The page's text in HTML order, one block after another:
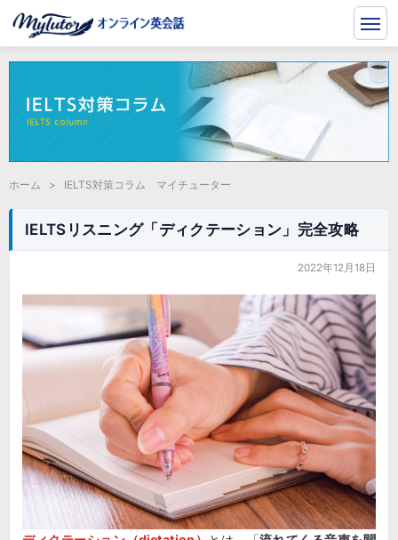
ホーム > IELTS対策コラム マイチューター
IELTSリスニング「ディクテーション」完全攻略
2022年12月18日